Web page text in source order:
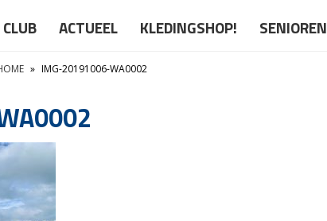
CLUB ACTUEEL KLEDINGSHOP! SENIOREN
» IMG-20191006-WA0002